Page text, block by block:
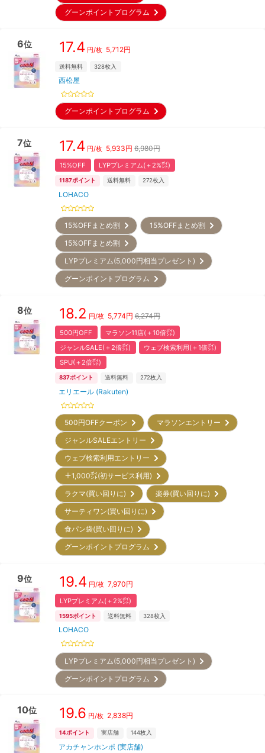
グーンポイントプログラム
6位 17.4 円/枚 5,712円
送料無料 328枚入
西松屋
グーンポイントプログラム
7位 17.4 円/枚 5,933円 6,980円
15%OFF LYPプレミアム(＋2%㌽)
1187ポイント 送料無料 272枚入
LOHACO
15%OFFまとめ割
15%OFFまとめ割
15%OFFまとめ割
LYPプレミアム(5,000円相当プレゼント)
グーンポイントプログラム
8位 18.2 円/枚 5,774円 6,274円
500円OFF
マラソン11店(＋10倍㌽)
ジャンルSALE(＋2倍㌽)
ウェブ検索利用(＋1倍㌽)
SPU(＋2倍㌽)
837ポイント 送料無料 272枚入
エリエール (Rakuten)
500円OFFクーポン
マラソンエントリー
ジャンルSALEエントリー
ウェブ検索利用エントリー
＋1,000㌽(初サービス利用)
ラクマ(買い回りに)
楽券(買い回りに)
サーティワン(買い回りに)
食パン袋(買い回りに)
グーンポイントプログラム
9位 19.4 円/枚 7,970円
LYPプレミアム(＋2%㌽)
1595ポイント 送料無料 328枚入
LOHACO
LYPプレミアム(5,000円相当プレゼント)
グーンポイントプログラム
10位 19.6 円/枚 2,838円
14ポイント 実店舗 144枚入
アカチャンホンポ (実店舗)